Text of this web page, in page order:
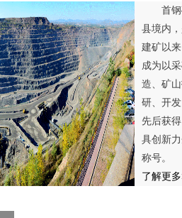
首
县境内
建矿以
成为以
造、矿
研、开
先后获
具创新
称号。
了解更